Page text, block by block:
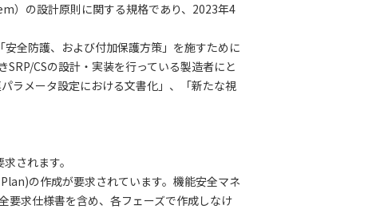
）の設計原則に関する規格であり、2023年4
全防護、および付加保護方策」を施すために
CSの設計・実装を行っている製造者にと
ラメータ設定における文書化」、「新たな視
されます。
の作成が要求されています。機能安全マネ
要求仕様書を含め、各フェーズで作成しなけ